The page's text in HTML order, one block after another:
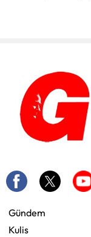
Gündem
Kulis